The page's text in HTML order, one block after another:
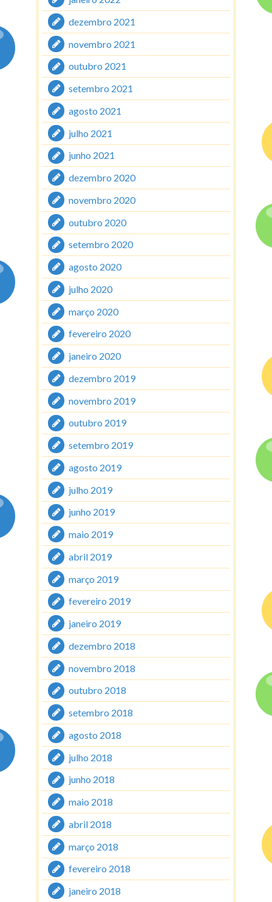
dezembro 2021
novembro 2021
outubro 2021
setembro 2021
agosto 2021
julho 2021
junho 2021
dezembro 2020
novembro 2020
outubro 2020
setembro 2020
agosto 2020
julho 2020
março 2020
fevereiro 2020
janeiro 2020
dezembro 2019
novembro 2019
outubro 2019
setembro 2019
agosto 2019
julho 2019
junho 2019
maio 2019
abril 2019
março 2019
fevereiro 2019
janeiro 2019
dezembro 2018
novembro 2018
outubro 2018
setembro 2018
agosto 2018
julho 2018
junho 2018
maio 2018
abril 2018
março 2018
fevereiro 2018
janeiro 2018